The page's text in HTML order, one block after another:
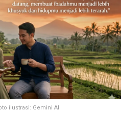
PERSONAL FINANCE
Hak Cipta
Kode Etik
Karir Site Map
Youniverse All Right Reserved
ilustrasi: Gemini AI